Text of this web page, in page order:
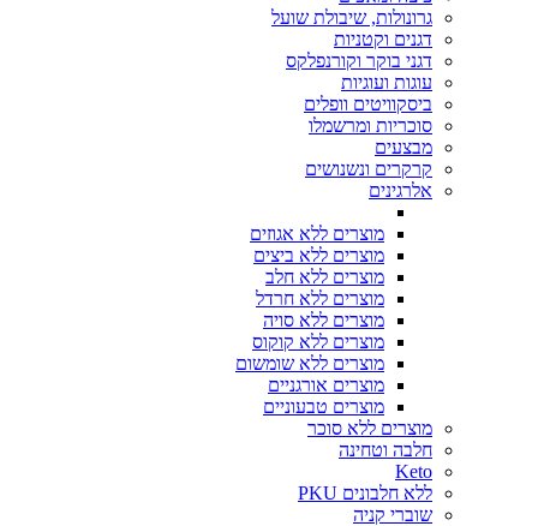
גרונולות, שיבולת שועל
דגנים וקטניות
דגני בוקר וקורנפלקס
עוגות ועוגיות
ביסקוויטים וופלים
סוכריות ומרשמלו
מבצעים
קרקרים ונשנושים
אלרגינים
מוצרים ללא אגוזים
מוצרים ללא ביצים
מוצרים ללא חלב
מוצרים ללא חרדל
מוצרים ללא סויה
מוצרים ללא קוקוס
מוצרים ללא שומשום
מוצרים אורגניים
מוצרים טבעוניים
מוצרים ללא סוכר
חלבה וטחינה
Keto
ללא חלבונים PKU
שוברי קניה